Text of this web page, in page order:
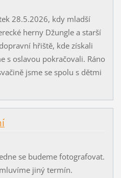
28.5.2026, kdy mladší
herny Džungle a starší
hřiště, kde získali
s oslavou pokračovali. Ráno
jsme se spolu s dětmi
se budeme fotografovat.
jiný termín.